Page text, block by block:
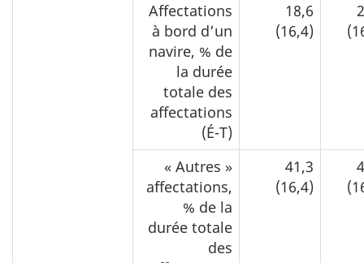
Affectations
à bord d’un
navire, % de
la durée
totale des
affectations
(É-T)
18,6
(16,4)
« Autres »
affectations,
% de la
durée totale
des
41,3
(16,4)